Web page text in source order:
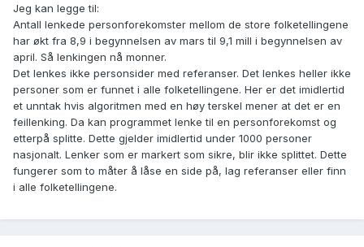
personene allerede hadde dette. Mitt inntrykk er at feil
lenker som kommer fra helt andre deler av landet, ofte med
samme fornavn og samme fødseldato, har gått betydelig
ned. Det lenkes ikke personer med referanser, men det
gjelder veldig få personer.
Jeg kan dessverre ikke love at nå sluttes det med maskinell
lenking. Det er så mange lenker igjen at vi kan ikke si at
resten skal tas manuelt. Av de store folketellingene er det
nå lenket 9,1 mill. personforekomster av 13,4 mill. Med så
stor andel lenker, endrer lenkingsproblemet for
folketellingene seg noe. I større grad må systemet gå opp
Jeg kan legge til:
Antall lenkede personforekomster mellom de store folketellingene
har økt fra 8,9 i begynnelsen av mars til 9,1 mill i begynnelsen av
april. Så lenkingen nå monner.
Det lenkes ikke personsider med referanser. Det lenkes heller ikke
personer som er funnet i alle folketellingene. Her er det imidlertid
et unntak hvis algoritmen med en høy terskel mener at det er en
feillenking. Da kan programmet lenke til en personforekomst og
etterpå splitte. Dette gjelder imidlertid under 1000 personer
nasjonalt. Lenker som er markert som sikre, blir ikke splittet. Dette
fungerer som to måter å låse en side på, lag referanser eller finn
i alle folketellingene.